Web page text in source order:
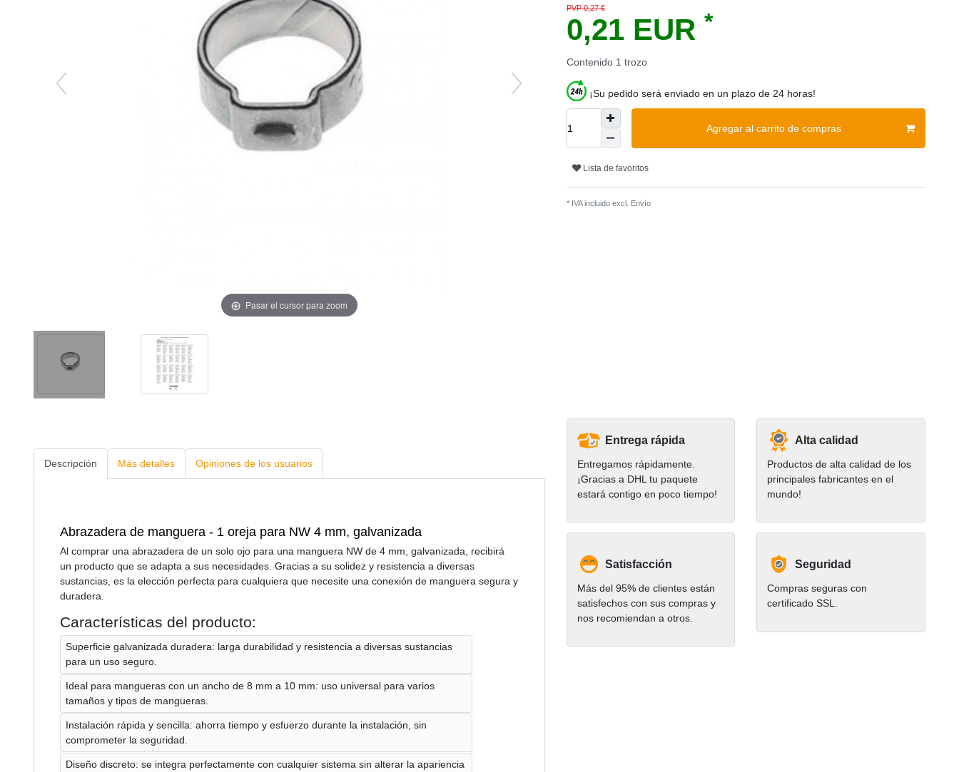
Pasar el cursor para zoom
PVP 0,27 €
0,21 EUR *
Contenido 1 trozo
¡Su pedido será enviado en un plazo de 24 horas!
Agregar al carrito de compras
Lista de favoritos
* IVA incluido excl. Envío
Descripción Más detalles Opiniones de los usuarios
Abrazadera de manguera - 1 oreja para NW 4 mm, galvanizada
Al comprar una abrazadera de un solo ojo para una manguera NW de 4 mm, galvanizada, recibirá
un producto que se adapta a sus necesidades. Gracias a su solidez y resistencia a diversas
sustancias, es la elección perfecta para cualquiera que necesite una conexión de manguera segura y
duradera.
Características del producto:
Superficie galvanizada duradera: larga durabilidad y resistencia a diversas sustancias
para un uso seguro.
Ideal para mangueras con un ancho de 8 mm a 10 mm: uso universal para varios
tamaños y tipos de mangueras.
Instalación rápida y sencilla: ahorra tiempo y esfuerzo durante la instalación, sin
comprometer la seguridad.
Diseño discreto: se integra perfectamente con cualquier sistema sin alterar la apariencia
Entrega rápida
Entregamos rápidamente.
¡Gracias a DHL tu paquete
estará contigo en poco tiempo!
Alta calidad
Productos de alta calidad de los
principales fabricantes en el
mundo!
Satisfacción
Más del 95% de clientes están
satisfechos con sus compras y
nos recomiendan a otros.
Seguridad
Compras seguras con
certificado SSL.